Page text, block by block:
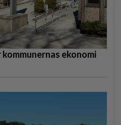
ekonomi